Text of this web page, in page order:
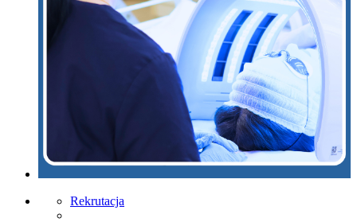
Rekrutacja